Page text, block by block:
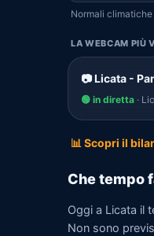
Normali
LA WEBCAM PIÙ
📷 Licata -
🟢 in diretta ·
📊 Scopri il
Che tempo
Oggi a Licata il
Non sono